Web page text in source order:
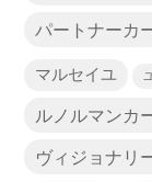
パートナーカ
マルセイユ
ルノルマンカ
ヴィジョナリ